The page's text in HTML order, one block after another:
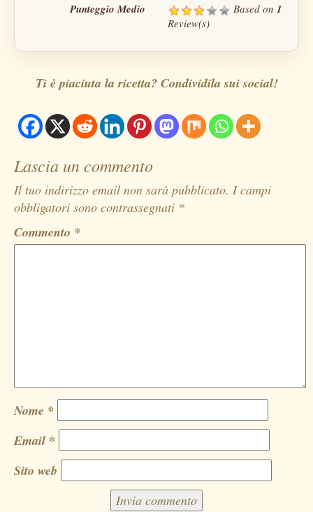
Punteggio Medio Based on 1
Review(s)
Ti è piaciuta la ricetta? Condividila sui social!
Lascia un commento
Il tuo indirizzo email non sarà pubblicato. I campi
obbligatori sono contrassegnati *
Commento *
Nome *
Email *
Sito web